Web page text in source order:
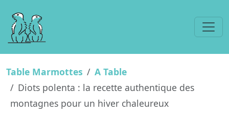
Table Marmottes
A Table
Diots polenta : la recette authentique des
montagnes pour un hiver chaleureux